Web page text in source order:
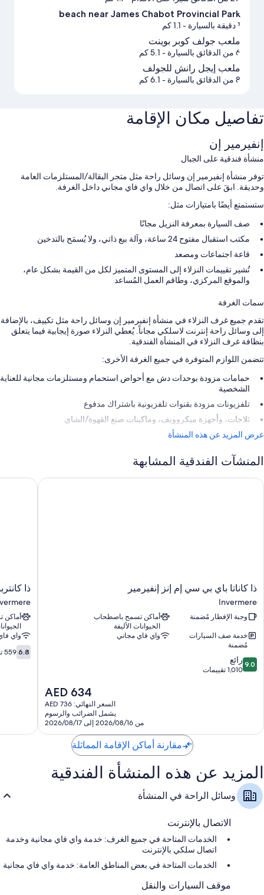
beach near James Chabot Provincial Park
1 دقيقة بالسيارة - 1.1 كم
ملعب جولف كوبر بوينت
6 من الدقائق بالسيارة - 5.1 كم
ملعب إيجل رانش للجولف
8 من الدقائق بالسيارة - 6.1 كم
تفاصيل مكان الإقامة
إنفيرمير إن
منشأة فندقية على الجبال
توفر منشأة إنفيرمير إن وسائل راحة مثل متجر البقالة/المستلزمات العامة
وحديقة. ابقَ على اتصال من خلال واي فاي مجاني داخل الغرفة.
ستستمتع أيضًا بامتيازات مثل:
صف السيارة بمعرفة النزيل مجانًا
مكتب استقبال مفتوح 24 ساعة، وآلة بيع ذاتي، ولا يُسمَح بالتدخين
قاعة اجتماعات ومصعد
تُشير تقييمات النزلاء إلى المستوى المتميز لكل من القيمة بشكل عام،
والموقع المركزي، وطاقم العمل المُساعد
سمات الغرفة
تقدم جميع غرف النزلاء في منشأة إنفيرمير إن وسائل راحة مثل تكييف، بالإضافة
إلى وسائل راحة إنترنت لاسلكي مجاناً. يُعطي النزلاء صورة إيجابية فيما يتعلق
بنظافة غرف النزلاء في المنشأة الفندقية.
تتضمن اللوازم المتوفرة في جميع الغرفة الأخرى:
حمامات مزودة بوحدات دش مع أحواض استحمام ومستلزمات مجانية للعناية
الشخصية
تلفزيونات مزودة بقنوات تلفزيونية باشتراك مدفوع
ثلاجات، وأجهزة ميكروويف، وماكينات صنع القهوة/الشاي
عرض المزيد عن هذه المنشأة
المنشآت الفندقية المشابهة
ذا
باي
بي
إم
إنفيرمير
Invermere
ذا كاناتا باي بي سي إم إنز إنفيرمير
Invermere
وجبة الإفطار مُضمنة
أماكن تسمح باصطحاب
الحيوانات الأليفة
خدمة صف السيارات
مُضمنة
واي فاي مجاني
9.0
من
9.0 رائع
1,010 تقييمات
السعر
الحالي
هو
AED
634
AED 634
السعر النهائي: AED 736
يشمل الضرائب والرسوم
من 2026/08/16 إلى 2026/08/17
ذا كاناتا باي بي سي إم إنز إنفيرمير
ذا
إن
أوف
داون
تاون
إنفيرمير
ذا
واي
6.8
من
6.8 559 تقييمًا
ذا
مقارنة أماكن الإقامة المماثلة
المزيد عن هذه المنشأة الفندقية
وسائل الراحة في المنشأة
الاتصال بالإنترنت
الخدمات المتاحة في جميع الغرف: خدمة واي فاي مجانية وخدمة
اتصال سلكي بالإنترنت
الخدمات المتاحة في بعض المناطق العامة: خدمة واي فاي مجانية
موقف السيارات والنقل